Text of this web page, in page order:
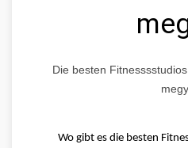
Die besten
Wo gibt es die besten